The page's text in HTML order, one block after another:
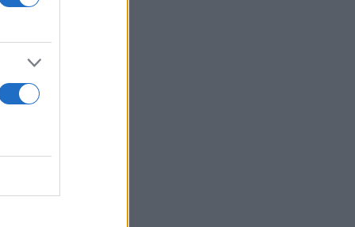
από
ΝΑ